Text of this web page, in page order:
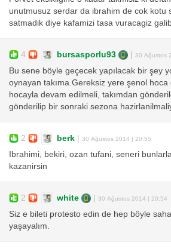
unutmusuz serdar da ibrahim de cok kotu
satmadik diye kafamizi tasa vuracagiz
4 bursasporlu93 | 30 Ağustos
Bu sene böyle geçecek yapılacak bir şey
oynayan takıma.Gereksiz yere şenol
hocayla devam edilmeli, takımdan
gönderilip bir sonraki sezona
2 berk | 30 Ağustos 2014 | 20:55
Ibrahimi, bekiri, ozan tufani, seneri
kazanirsin
2 white | 30 Ağustos 2014 | 20:54
Siz e bileti protesto edin de hep böyle
yaşayalım.